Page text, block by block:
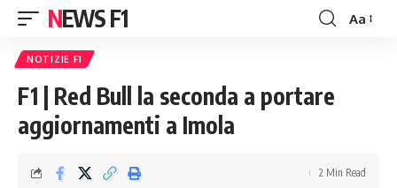
NEWS F1
Font
Aa
NOTIZIE F1
F1 | Red Bull la seconda a portare
aggiornamenti a Imola
2 Min Read